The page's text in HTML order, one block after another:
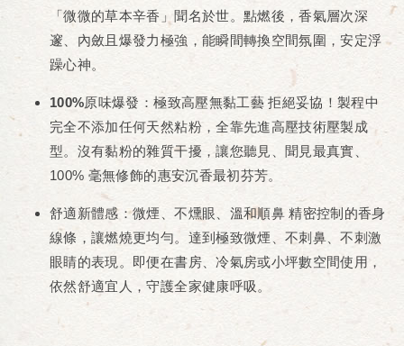
「微微的草本辛香」聞名於世。點燃後，香氣層次深
邃、內斂且爆發力極強，能瞬間轉換空間氛圍，安定浮
躁心神。
100%原味爆發：極致高壓無黏工藝拒絕妥協！製程中
完全不添加任何天然粘粉，全靠先進高壓技術壓製成
型。沒有黏粉的雜質干擾，讓您聽見、聞見最真實、
100% 毫無修飾的惠安沉香最初芬芳。
舒適新體感：微煙、不燻眼、溫和順鼻精密控制的香身
線條，讓燃燒更均勻。達到極致微煙、不刺鼻、不刺激
眼睛的表現。即便在書房、冷氣房或小坪數空間使用，
依然舒適宜人，守護全家健康呼吸。